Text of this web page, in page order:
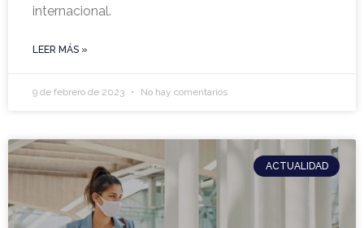
internacional.
LEER MÁS »
9 de febrero de 2023 No hay comentarios
ACTUALIDAD